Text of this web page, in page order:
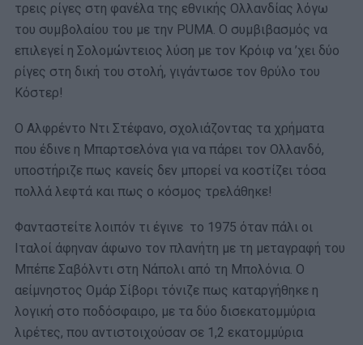
τρεις ρίγες στη φανέλα της εθνικής Ολλανδίας λόγω
του συμβολαίου του με την PUMΑ. Ο συμβιβασμός να
επιλεγεί η Σολομώντειος λύση με τον Κρόιφ να ’χει δύο
ρίγες στη δική του στολή, γιγάντωσε τον θρύλο του
Κόστερ!
Ο Αλφρέντο Ντι Στέφανο, σχολιάζοντας τα χρήματα
που έδινε η Μπαρτσελόνα για να πάρει τον Ολλανδό,
υποστήριζε πως κανείς δεν μπορεί να κοστίζει τόσα
πολλά λεφτά και πως ο κόσμος τρελάθηκε!
Φανταστείτε λοιπόν τι έγινε το 1975 όταν πάλι οι
Ιταλοί άφηναν άφωνο τον πλανήτη με τη μεταγραφή του
Μπέπε Σαβόλντι στη Νάπολι από τη Μπολόνια. Ο
αείμνηστος Ομάρ Σίβορι τόνιζε πως καταργήθηκε η
λογική στο ποδόσφαιρο, με τα δύο δισεκατομμύρια
λιρέτες, που αντιστοιχούσαν σε 1,2 εκατομμύρια